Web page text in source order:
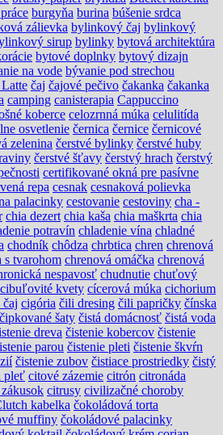
burgyňa burina búšenie srdca
zálievka bylinkový čaj bylinkový
sirup bylinky bytová architektúra
bytové doplnky bytový dizajn
na vode bývanie pod strechou
čaj čajové pečivo čakanka čakanka
camping canisterapia Cappuccino
koberce celozrnná múka celulitída
osvetlenie černica černice černicové
zelenina čerstvé bylinky čerstvé huby
čerstvé šťavy čerstvý hrach čerstvý
certifikované okná pre pasívne
repa cesnak cesnaková polievka
palacinky cestovanie cestoviny cha -
chia dezert chia kaša chia maškrta chia
potravín chladenie vína chladné
chodník chôdza chrbtica chren chrenová
s tvarohom chrenová omáčka chrenová
nespavosť chudnutie chuťový
cibuľovité kvety cícerová múka cichorium
cigória čili dresing čili papričky čínska
čipkované šaty čistá domácnosť čistá voda
dreva čistenie kobercov čistenie
parou čistenie pleti čistenie škvŕn
čistenie zubov čistiace prostriedky čistý
pleť citové zázemie citrón citronáda
citrusy civilizačné choroby
kabelka čokoládová torta
muffiny čokoládové palacinky